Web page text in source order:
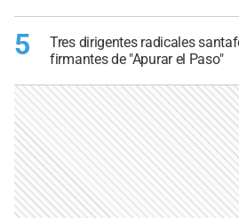
5
Tres dirigentes radicales
firmantes de "Apurar el Paso"